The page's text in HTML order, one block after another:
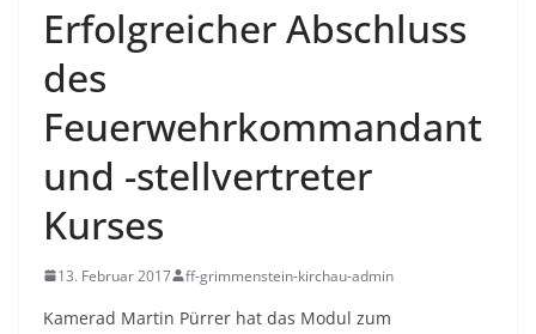
Erfolgreicher Abschluss
des
Feuerwehrkommandant
und -stellvertreter
Kurses
13. Februar 2017 ff-grimmenstein-kirchau-admin
Kamerad Martin Pürrer hat das Modul zum